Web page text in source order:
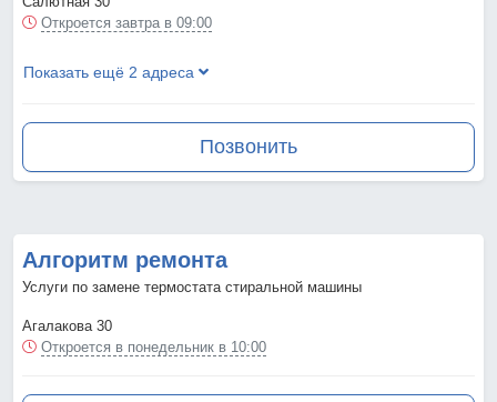
Откроется завтра в 09:00
Показать ещё 2 адреса
Позвонить
Алгоритм ремонта
Услуги по замене термостата стиральной машины
Агалакова 30
Откроется в понедельник в 10:00